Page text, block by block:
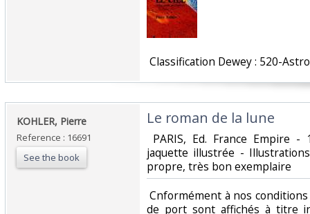
Classification Dewey : 520-
‎KOHLER, Pierre‎
Reference : 16691
See the book
‎Le roman de la lune‎
PARIS, Ed. France Empire
jaquette illustrée -
propre, très bon exemplaire‎
Cnformément à nos
de port sont affichés à titre